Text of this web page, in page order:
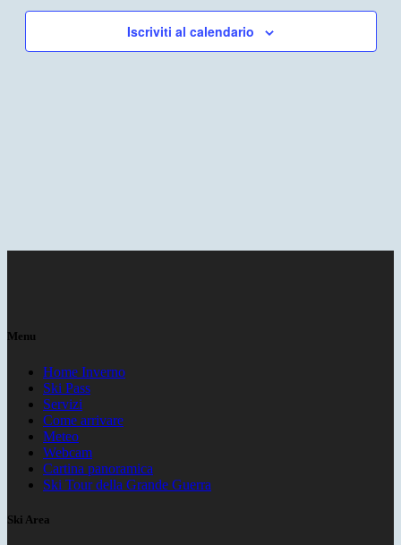
Iscriviti al calendario
Menu
Home Inverno
Ski Pass
Servizi
Come arrivare
Meteo
Webcam
Cartina panoramica
Ski Tour della Grande Guerra
Ski Area